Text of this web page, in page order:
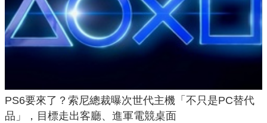
PS6要來了？索尼總裁曝次世代主機「不只是PC替代
品」，目標走出客廳、進軍電競桌面